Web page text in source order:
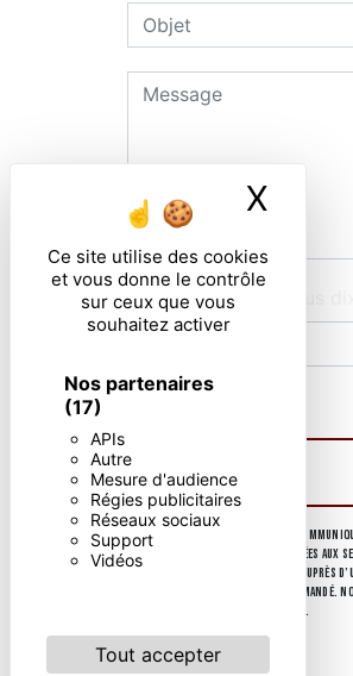
Ce site utilise des cookies
et vous donne le contrôle
sur ceux que vous
souhaitez activer
Nos partenaires
(17)
APIs
Autre
Mesure d'audience
Régies publicitaires
Réseaux sociaux
Support
Vidéos
Tout accepter
X
Combien font six plus dix
** Les données personnelles
collectées seront communiquées aux
d’introduire une réclamation auprès
d'identité pourra vous être demandé.
d’informations sur vos droits.